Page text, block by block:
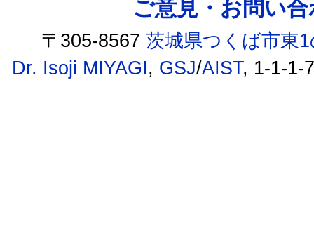
ご意見・お問い
〒305-8567茨城県つくば市東
Dr. Isoji MIYAGI, GSJ/AIST, 1-1-1-